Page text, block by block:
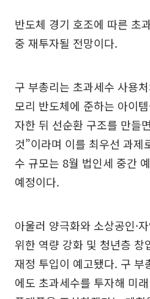
반도체 경기 호조에 따른 초
중 재투자될 전망이다.
구 부총리는 초과세수 사용
모리 반도체에 준하는 아이
자한 뒤 선순환 구조를 만들
것”이라며 이를 최우선 과제
수 규모는 8월 법인세 중간
예정이다.
아울러 양극화와 소상공인·
위한 역량 강화 및 청년층 창
재정 투입이 예고됐다. 구 부
에도 초과세수를 투자해 미